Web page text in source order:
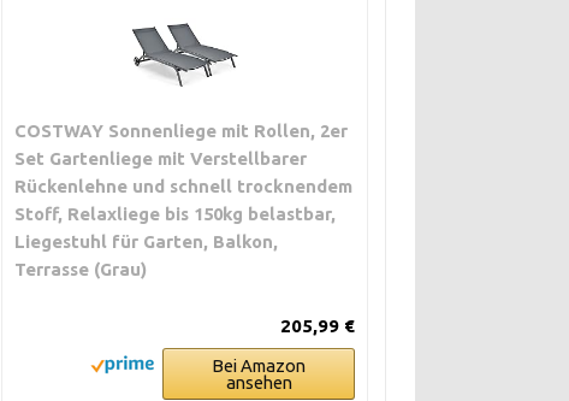
COSTWAY Sonnenliege mit Rollen, 2er
Set Gartenliege mit Verstellbarer
Rückenlehne und schnell trocknendem
Stoff, Relaxliege bis 150kg belastbar,
Liegestuhl für Garten, Balkon,
Terrasse (Grau)
205,99 €
Bei Amazon
ansehen